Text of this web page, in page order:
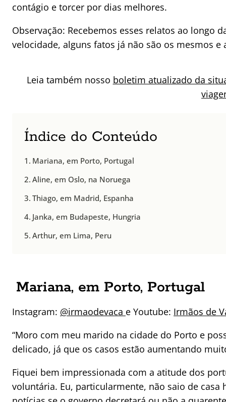
contágio e torcer por dias melhores.
Observação: Recebemos esses relatos ao longo
velocidade, alguns fatos já não são os mesmos e
Leia também nosso boletim atualizado da
Índice do Conteúdo
Mariana, em Porto, Portugal
Aline, em Oslo, na Noruega
Thiago, em Madrid, Espanha
Janka, em Budapeste, Hungria
Arthur, em Lima, Peru
Mariana, em Porto, Portugal
Instagram: @irmaodevaca e Youtube: Irmãos de
“Moro com meu marido na cidade do Porto e
delicado, já que os casos estão aumentando
Fiquei bem impressionada com a atitude dos
voluntária. Eu, particularmente, não saio de